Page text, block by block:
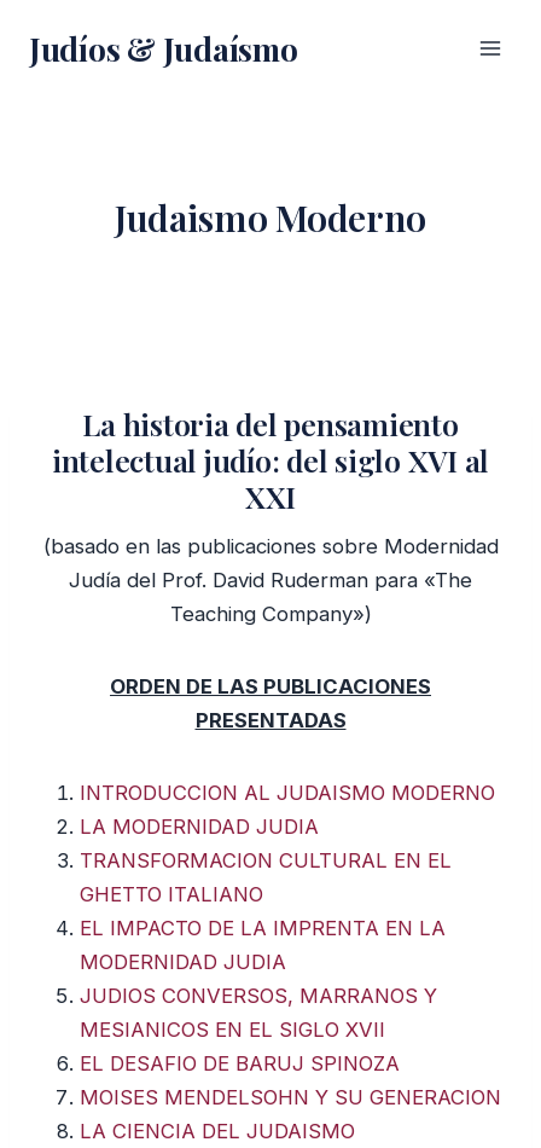
Judíos & Judaísmo
Judaismo Moderno
La historia del pensamiento
intelectual judío: del siglo XVI al
XXI
(basado en las publicaciones sobre Modernidad
Judía del Prof. David Ruderman para «The
Teaching Company»)
ORDEN DE LAS PUBLICACIONES
PRESENTADAS
INTRODUCCION AL JUDAISMO MODERNO
LA MODERNIDAD JUDIA
TRANSFORMACION CULTURAL EN EL
GHETTO ITALIANO
EL IMPACTO DE LA IMPRENTA EN LA
MODERNIDAD JUDIA
JUDIOS CONVERSOS, MARRANOS Y
MESIANICOS EN EL SIGLO XVII
EL DESAFIO DE BARUJ SPINOZA
MOISES MENDELSOHN Y SU GENERACION
LA CIENCIA DEL JUDAISMO